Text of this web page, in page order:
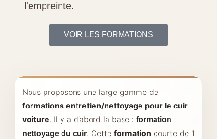
l'empreinte.
VOIR LES FORMATIONS
Nous proposons une large gamme de
formations entretien/nettoyage pour le cuir
voiture. Il y a d’abord la base : formation
nettoyage du cuir. Cette formation courte de 1